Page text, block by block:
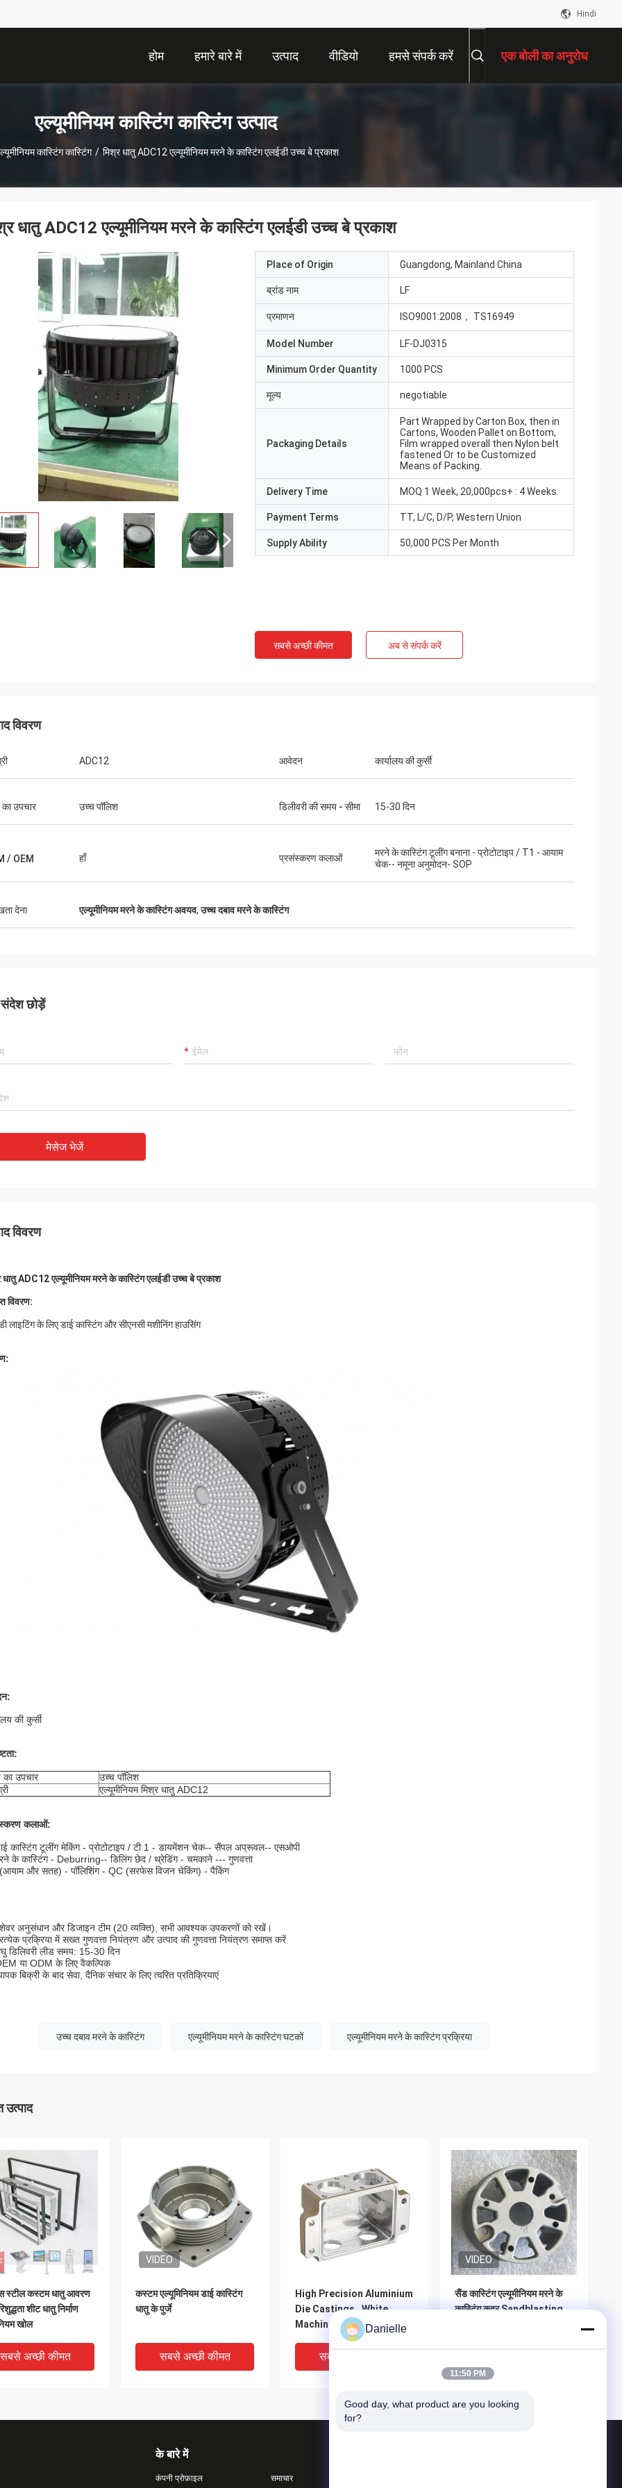
Hindi
होम हमारे बारे में उत्पाद वीडियो हमसे संपर्क करें एक बोली का अनुरोध
एल्यूमीनियम कास्टिंग कास्टिंग उत्पाद
कास्टिंग कास्टिंग / मिश्र धातु ADC12 एल्यूमीनियम मरने के कास्टिंग एलईडी उच्च बे प्रकाश
products and service provided by
धातु ADC12 एल्यूमीनियम मरने के कास्टिंग एलईडी उच्च बे प्रकाश
Place of Origin Guangdong, Mainland China
ब्रांड नाम LF
प्रमाणन ISO9001:2008， TS16949
Model Number LF-DJ0315
Minimum Order Quantity 1000 PCS
मूल्य negotiable
Packaging Details
Part Wrapped by Carton Box, then in
Cartons, Wooden Pallet on Bottom,
Film wrapped overall then Nylon belt
fastened Or to be Customized
Means of Packing.
Delivery Time MOQ 1 Week, 20,000pcs+ : 4 Weeks.
Payment Terms TT, L/C, D/P, Western Union
Supply Ability 50,000 PCS Per Month
सबसे अच्छी कीमत अब से संपर्क करें
विवरण
ADC12 आवेदन कार्यालय की कुर्सी
उपचार उच्च पॉलिश डिलीवरी की समय - सीमा 15-30 दिन
/ OEM हाँ प्रसंस्करण कलाओं
मरने के कास्टिंग टूलींग बनाना - प्रोटोटाइप / T1 - आयाम
चेक-- नमूना अनुमोदन- SOP
देना एल्यूमीनियम मरने के कास्टिंग अवयव,उच्च दबाव मरने के कास्टिंग
छोड़ें
मेसेज भेजें
विवरण
धातु ADC12 एल्यूमीनियम मरने के कास्टिंग एलईडी उच्च बे प्रकाश
विवरण:
लाइटिंग के लिए डाई कास्टिंग और सीएनसी मशीनिंग हाउसिंग
की कुर्सी
उपचार
उच्च पॉलिश
एल्यूमीनियम मिश्र धातु ADC12
कलाओं:
कास्टिंग टूलींग मेकिंग - प्रोटोटाइप / टी 1 - डायमेंशन चेक-- सैंपल अप्रूवल-- एसओपी
के कास्टिंग - Deburring-- डिलिंग छेद / थ्रेडिंग - चमकाने --- गुणवत्ता
और सतह) - पॉलिशिंग - QC (सरफेस विजन चेकिंग) - पैकिंग
अनुसंधान और डिजाइन टीम (20 व्यक्ति), सभी आवश्यक उपकरणों को रखें।
प्रक्रिया में सख्त गुणवत्ता नियंत्रण और उत्पाद की गुणवत्ता नियंत्रण समाप्त करें
डिलिवरी लीड समय: 15-30 दिन
या ODM के लिए वैकल्पिक
बिक्री के बाद सेवा, दैनिक संचार के लिए त्वरित प्रतिक्रियाएं
उच्च दबाव मरने के कास्टिंग एल्यूमीनियम मरने के कास्टिंग घटकों एल्यूमीनियम मरने के कास्टिंग प्रक्रिया
स्टील कस्टम धातु आवरण
शीट धातु निर्माण
खोल
सबसे अच्छी कीमत
VIDEO
कस्टम एल्यूमिनियम डाई कास्टिंग
धातु के पुर्जे
सबसे अच्छी कीमत
High Precision Aluminium
Die Castings , White
Machined Box For
Equipment
सबसे अच्छी कीमत
VIDEO
सैंड कास्टिंग एल्यूमीनियम मरने के
कास्टिंग कवर Sandblasting
के बारे में
कंपनी प्रोफ़ाइल समाचार
Danielle
11:50 PM
Good day, what product are you looking
for?